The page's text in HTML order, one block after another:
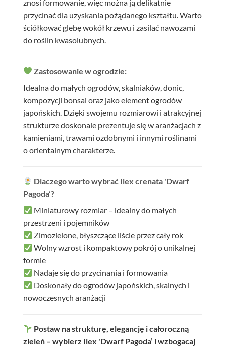
znosi formowanie, więc można ją delikatnie
przycinać dla uzyskania pożądanego kształtu. Warto
ściółkować glebę wokół krzewu i zasilać nawozami
do roślin kwasolubnych.
Zastosowanie w ogrodzie:
Idealna do małych ogrodów, skalniaków, donic,
kompozycji bonsai oraz jako element ogrodów
japońskich. Dzięki swojemu rozmiarowi i atrakcyjnej
strukturze doskonale prezentuje się w aranżacjach z
kamieniami, trawami ozdobnymi i innymi roślinami
o orientalnym charakterze.
Dlaczego warto wybrać Ilex crenata 'Dwarf
Pagoda’?
Miniaturowy rozmiar – idealny do małych
przestrzeni i pojemników
Zimozielone, błyszczące liście przez cały rok
Wolny wzrost i kompaktowy pokrój o unikalnej
formie
Nadaje się do przycinania i formowania
Doskonały do ogrodów japońskich, skalnych i
nowoczesnych aranżacji
Postaw na strukturę, elegancję i całoroczną
zieleń – wybierz Ilex 'Dwarf Pagoda’ i wzbogacaj